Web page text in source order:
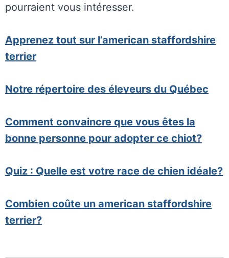
pourraient vous intéresser.
Apprenez tout sur l’american staffordshire
terrier
Notre répertoire des éleveurs du Québec
Comment convaincre que vous êtes la
bonne personne pour adopter ce chiot?
Quiz : Quelle est votre race de chien idéale?
Combien coûte un american staffordshire
terrier?